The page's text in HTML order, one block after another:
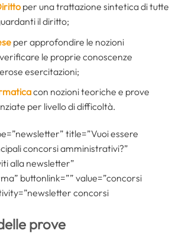
per unatrattazione sintetica di tutte
il diritto;
per approfondire le nozioni
le proprie conoscenze
esercitazioni;
con nozioni teoriche e prove
per livello di difficoltà.
title=”Vuoi essere
concorsi amministrativi?”
alla newsletter”
buttonlink=”” value=”concorsi
concorsi
prove